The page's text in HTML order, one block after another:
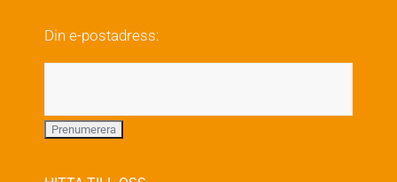
på
produktsidan
Din e-postadress: